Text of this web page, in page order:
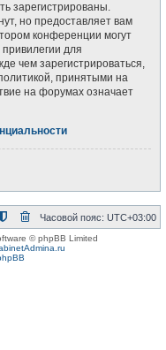
зарегистрированы.
но предоставляет вам
конференции могут
для
чем зарегистрироваться,
принятыми на
на форумах означает
Часовой пояс: UTC+03:00
© phpBB Limited